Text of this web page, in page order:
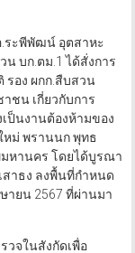
.ระพีพัฒน์ อุตสาหะ
น บก.ตม.1 ได้สั่งการ
รอง ผกก.สืบสวน
ชน เกี่ยวกับการ
ป็นงานต้องห้ามของ
หม่ พรานนก พุทธ
หานคร โดยได้บูรณา
สาธง ลงพื้นที่กำหนด
ายน 2567 ที่ผ่านมา
วจในสังกัดเพื่อ